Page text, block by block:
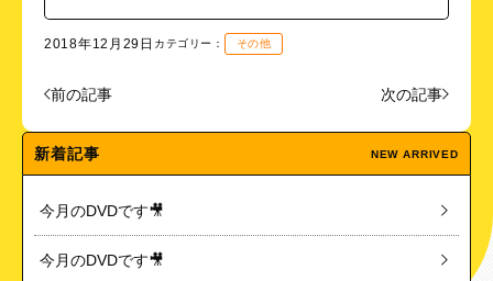
2018年12月29日 カテゴリー： その他
前の記事 次の記事
新着記事 NEW ARRIVED
今月のDVDです🎥
今月のDVDです🎥